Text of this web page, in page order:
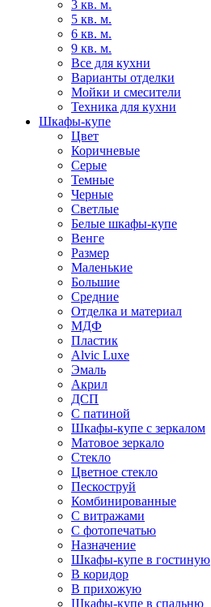
3 кв. м.
5 кв. м.
6 кв. м.
9 кв. м.
Все для кухни
Варианты отделки
Мойки и смесители
Техника для кухни
Шкафы-купе
Цвет
Коричневые
Серые
Темные
Черные
Светлые
Белые шкафы-купе
Венге
Размер
Маленькие
Большие
Средние
Отделка и материал
МДФ
Пластик
Alvic Luxe
Эмаль
Акрил
ДСП
С патиной
Шкафы-купе с зеркалом
Матовое зеркало
Стекло
Цветное стекло
Пескоструй
Комбинированные
С витражами
С фотопечатью
Назначение
Шкафы-купе в гостиную
В коридор
В прихожую
Шкафы-купе в спальню